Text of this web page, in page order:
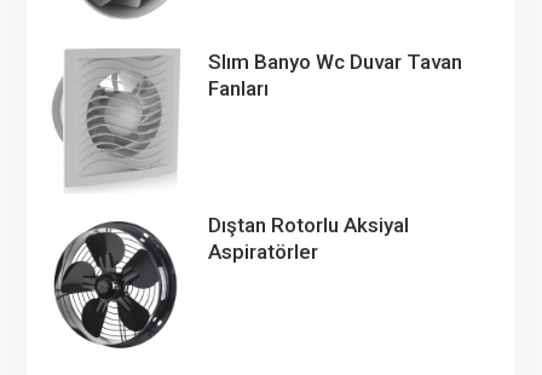
Slım Banyo Wc Duvar Tavan
Fanları
Dıştan Rotorlu Aksiyal
Aspiratörler